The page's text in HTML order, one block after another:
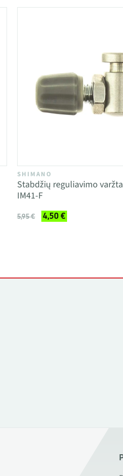
SHIMANO
Stabdžių reguliavimo
IM41-F
5,95 € 4,50 €